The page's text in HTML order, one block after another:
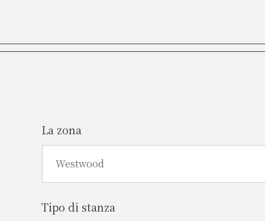
La zona
Tipo di stanza